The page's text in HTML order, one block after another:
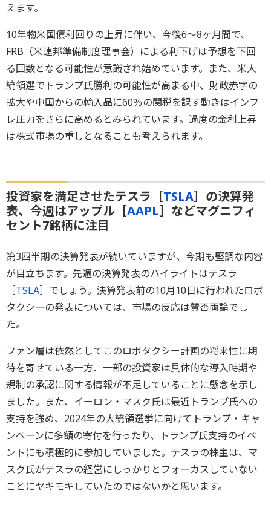
えます。
10年物米国債利回りの上昇に伴い、今後6～8ヶ月間で、
FRB（米連邦準備制度理事会）による利下げは予想を下回
る回数となる可能性が意識され始めています。また、米大
統領選でトランプ氏勝利の可能性が高まる中、財政赤字の
拡大や中国からの輸入品に60％の関税を課す動きはインフ
レ圧力をさらに高めるとみられています。過度の金利上昇
は株式市場の重しとなることも考えられます。
投資家を満足させたテスラ［TSLA］の決算発
表、今週はアップル［AAPL］などマグニフィ
セント7銘柄に注目
第3四半期の決算発表が続いていますが、今期も堅調な内容
が目立ちます。先週の決算発表のハイライトはテスラ
［TSLA］でしょう。決算発表前の10月10日に行われたロボ
タクシーの発表については、市場の反応は賛否両論でし
た。
ファン層は依然としてこのロボタクシー計画の将来性に期
待を寄せている一方、一部の投資家は具体的な導入時期や
規制の承認に関する情報が不足していることに懸念を示し
ました。また、イーロン・マスク氏は最近トランプ氏への
支持を強め、2024年の大統領選挙に向けてトランプ・キャ
ンペーンに多額の寄付を行ったり、トランプ氏支持のイベ
ントにも積極的に参加していました。テスラの株主は、マ
スク氏がテスラの経営にしっかりとフォーカスしていない
ことにヤキモキしていたのではないかと思います。